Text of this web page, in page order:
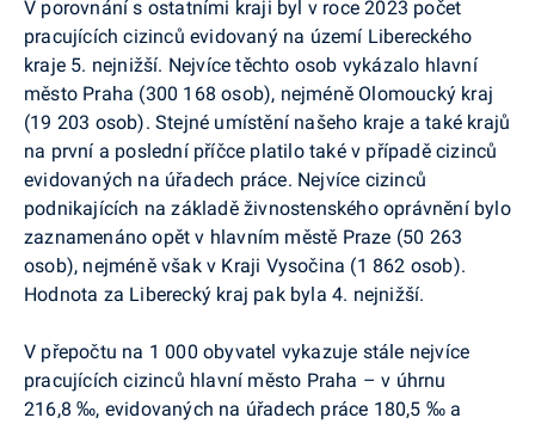
V porovnání s ostatními kraji byl v roce 2023 počet
pracujících cizinců evidovaný na území Libereckého
kraje 5. nejnižší. Nejvíce těchto osob vykázalo hlavní
město Praha (300 168 osob), nejméně Olomoucký kraj
(19 203 osob). Stejné umístění našeho kraje a také krajů
na první a poslední příčce platilo také v případě cizinců
evidovaných na úřadech práce. Nejvíce cizinců
podnikajících na základě živnostenského oprávnění bylo
zaznamenáno opět v hlavním městě Praze (50 263
osob), nejméně však v Kraji Vysočina (1 862 osob).
Hodnota za Liberecký kraj pak byla 4. nejnižší.
V přepočtu na 1 000 obyvatel vykazuje stále nejvíce
pracujících cizinců hlavní město Praha – v úhrnu
216,8 ‰, evidovaných na úřadech práce 180,5 ‰ a